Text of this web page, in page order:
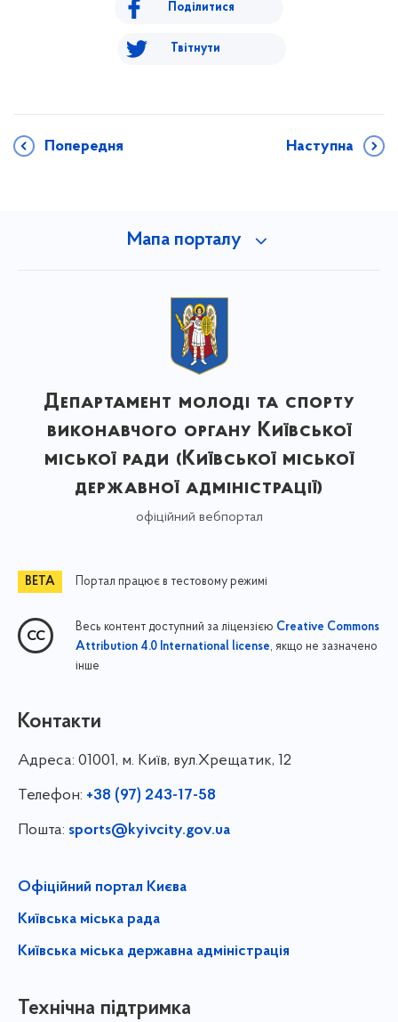
Поділитися
Твітнути
Попередня Наступна
Мапа порталу
Департамент молоді та спорту
виконавчого органу Київської
міської ради (Київської міської
державної адміністрації)
офіційний вебпортал
Портал працює в тестовому режимі
Весь контент доступний за ліцензією Creative Commons
Attribution 4.0 International license, якщо не зазначено
інше
Контакти
Адреса: 01001, м. Київ, вул.Хрещатик, 12
Телефон: +38 (97) 243-17-58
Пошта: sports@kyivcity.gov.ua
Офіційний портал Києва
Київська міська рада
Київська міська державна адміністрація
Технічна підтримка